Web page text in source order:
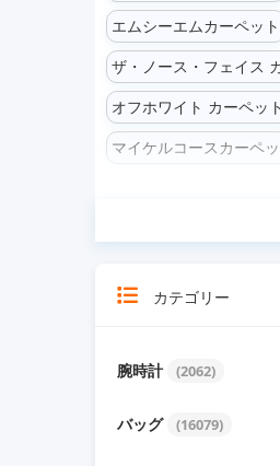
エムシーエムカーペット
ザ・ノース・フェイス
オフホワイト カーペット
マイケルコースカーペ
カテゴリー
腕時計 (2062)
バッグ (16079)